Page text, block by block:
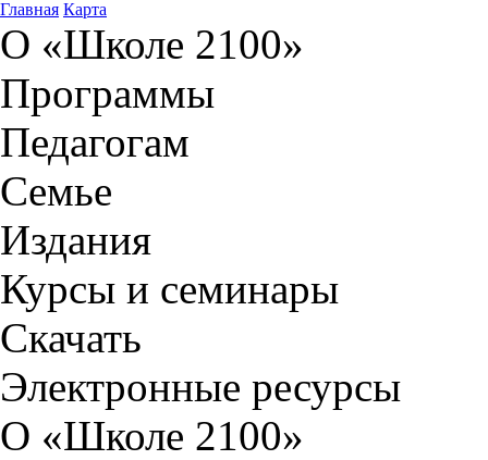
Главная Карта
О «Школе 2100»
Программы
Педагогам
Семье
Издания
Курсы и семинары
Скачать
Электронные ресурсы
О «Школе 2100»